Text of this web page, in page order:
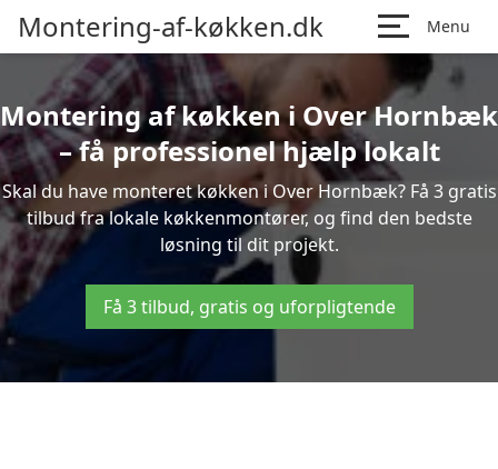
Montering-af-køkken.dk Menu
Montering af køkken i Over Hornbæk
– få professionel hjælp lokalt
Skal du have monteret køkken i Over Hornbæk? Få 3 gratis
tilbud fra lokale køkkenmontører, og find den bedste
løsning til dit projekt.
Få 3 tilbud, gratis og uforpligtende